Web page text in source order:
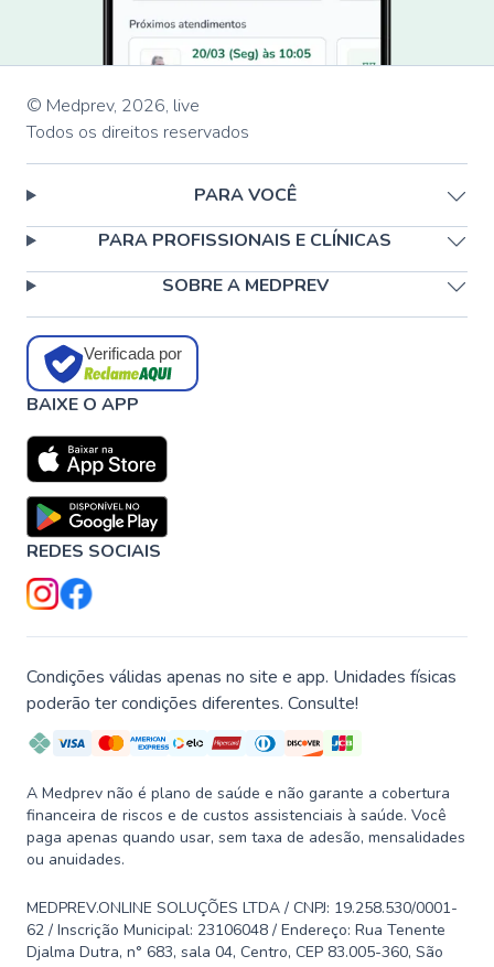
© Medprev, 2026, live
Todos os direitos reservados
PARA VOCÊ
PARA PROFISSIONAIS E CLÍNICAS
SOBRE A MEDPREV
Verificada por
BAIXE O APP
REDES SOCIAIS
Condições válidas apenas no site e app. Unidades físicas
poderão ter condições diferentes. Consulte!
A Medprev não é plano de saúde e não garante a cobertura
financeira de riscos e de custos assistenciais à saúde. Você
paga apenas quando usar, sem taxa de adesão, mensalidades
ou anuidades.
MEDPREV.ONLINE SOLUÇÕES LTDA / CNPJ: 19.258.530/0001-
62 / Inscrição Municipal: 23106048 / Endereço: Rua Tenente
Djalma Dutra, n° 683, sala 04, Centro, CEP 83.005-360, São